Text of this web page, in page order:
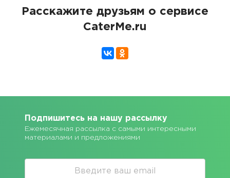
Расскажите друзьям о сервисе
CaterMe.ru
Подпишитесь на нашу рассылку
Ежемесячная рассылка с самыми интересными
материалами и предложениями